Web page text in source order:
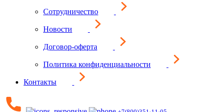
Сотрудничество
Новости
Договор-оферта
Политика конфиденциальности
Контакты